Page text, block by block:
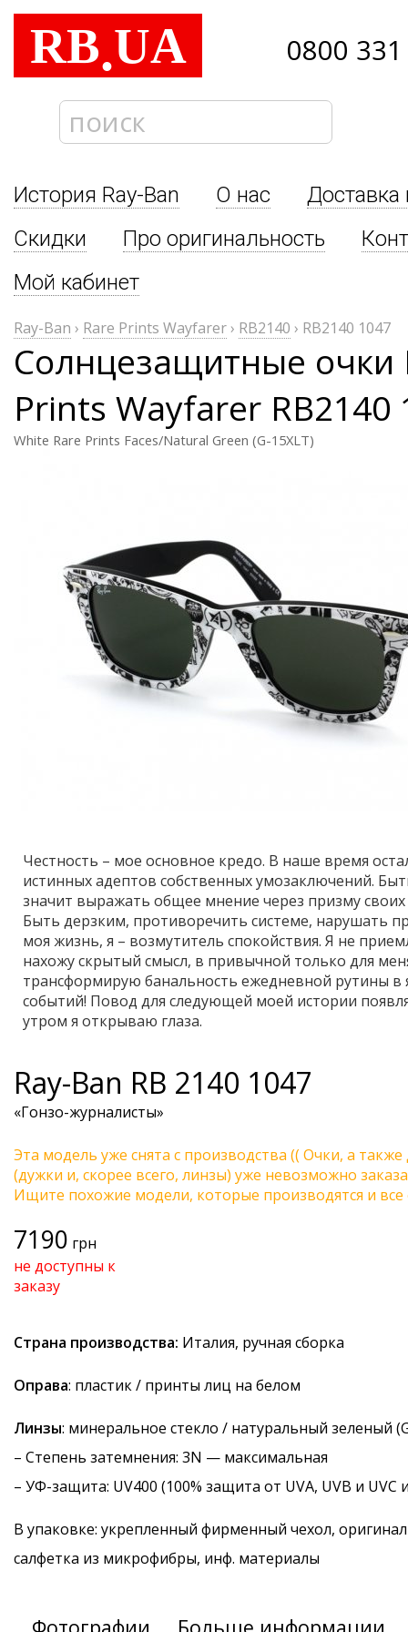
RB.UA 0800
История Ray-Ban О нас
Доставка
Скидки
Про оригинальность
Мой кабинет
Ray-Ban › Rare Prints Wayfarer› RB2140 › RB2140 1047
Солнцезащитные очки
Prints Wayfarer RB2140
White Rare Prints Faces/Natural Green (G-15XLT)
Честность – мое основное кредо. В наше время
истинных адептов собственных умозаключений.
значит выражать общее мнение через призму
Быть дерзким, противоречить системе, нарушать
моя жизнь, я – возмутитель спокойствия. Я не
нахожу скрытый смысл, в привычной только для
трансформирую банальность ежедневной рутины в
событий! Повод для следующей моей истории
утром я открываю глаза.
Ray-Ban RB 2140 1047
«Гонзо-журналисты»
Эта модель уже снята с производства (( Очки, а
(дужки и, скорее всего, линзы) уже невозможно
Ищите похожие модели, которые производятся и
7190 грн
не доступны к
заказу
Страна производства: Италия, ручная сборка
Оправа: пластик / принты лиц на белом
Линзы: минеральное стекло / натуральный зеленый
– Степень затемнения: 3N — максимальная
– УФ-защита: UV400 (100% защита от UVA, UVB и UVC
В упаковке: укрепленный фирменный чехол,
салфетка из микрофибры, инф. материалы